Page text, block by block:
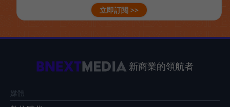
立即訂閱 >>
新商業的領航者
媒體